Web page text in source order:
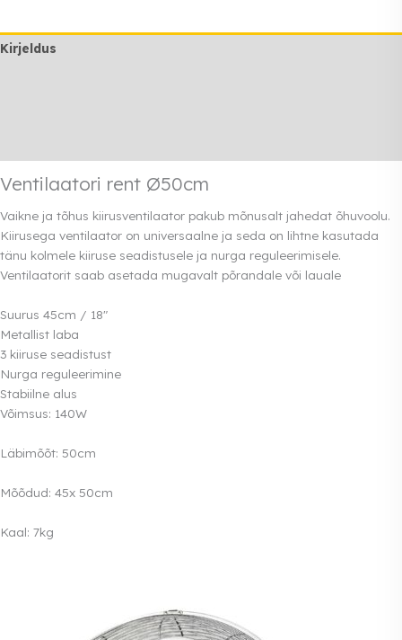
Kirjeldus
Ventilaatori rent Ø50cm
Vaikne ja tõhus kiirusventilaator pakub mõnusalt jahedat õhuvoolu.
Kiirusega ventilaator on universaalne ja seda on lihtne kasutada
tänu kolmele kiiruse seadistusele ja nurga reguleerimisele.
Ventilaatorit saab asetada mugavalt põrandale või lauale
Suurus 45cm / 18″
Metallist laba
3 kiiruse seadistust
Nurga reguleerimine
Stabiilne alus
Võimsus: 140W
Läbimõõt: 50cm
Mõõdud: 45x 50cm
Kaal: 7kg